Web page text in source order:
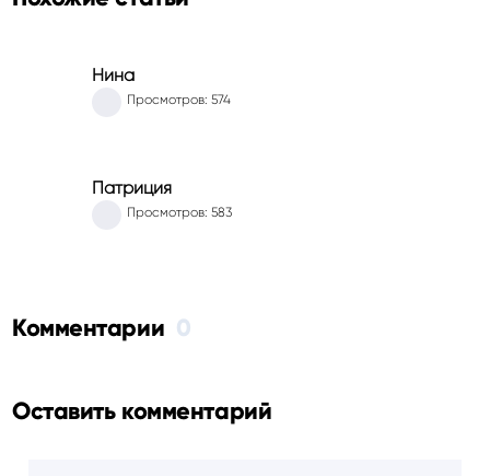
Нина
Просмотров: 574
Патриция
Просмотров: 583
Комментарии 0
Оставить комментарий